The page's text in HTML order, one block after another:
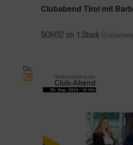
Clubabend Tirol mit
SOHO2 im 1.Stock
Do.
26